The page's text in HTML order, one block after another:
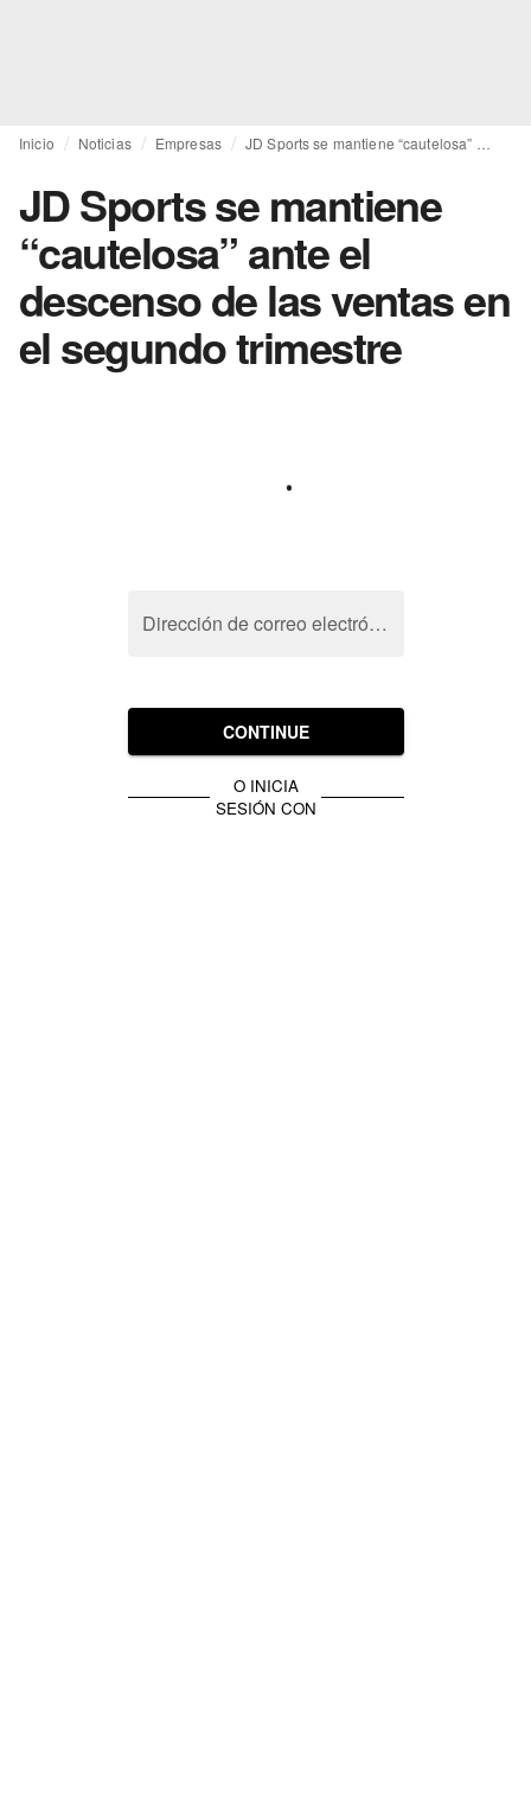
Inicio Noticias Empresas
JD Sports se mantiene
“cautelosa” ante el
descenso de las ventas en
el segundo trimestre
Dirección de correo electrónico
CONTINUE
O INICIA
SESIÓN CON